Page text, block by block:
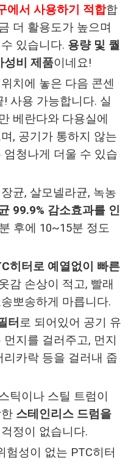
에서 사용하기 적합합
더 활용도가 높으며
있습니다. 용량 및 퀄
성비 제품이네요!
치에 놓은 다음 콘센
사용 가능합니다. 실
베란다와 다용실에
, 공기가 통하지 않는
청나게 더울 수 있습
균, 살모넬라균, 녹농
99.9% 감소효과를 인
후에 10~15분 정도
히터로 예열없이 빠른
감 손상이 적고, 빨래
뽀송하게 마릅니다.
터 로 되어있어 공기 유
지를 걸러주고, 먼지
카락 등을 걸러내 줍
틱이나 스틸 트럼이
스테인리스 드럼을
정이 없습니다.
험성이 없는 PTC히터